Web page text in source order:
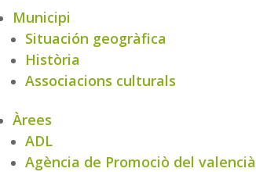
Municipi
Situación geogràfica
Història
Associacions culturals
Àrees
ADL
Agència de Promociò del valencià